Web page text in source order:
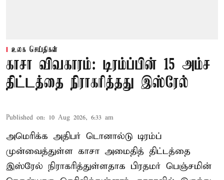
உலக செய்திகள்
காசா விவகாரம்: டிரம்ப்பின் 15 அம்ச
திட்டத்தை நிராகரித்தது இஸ்ரேல்
Published on: 10 Aug 2026, 6:33 am
அமெரிக்க அதிபர் டொனால்டு டிரம்ப்
முன்வைத்துள்ள காசா அமைதித் திட்டத்தை
இஸ்ரேல் நிராகரித்துள்ளதாக பிரதமர் பெஞ்சமின்